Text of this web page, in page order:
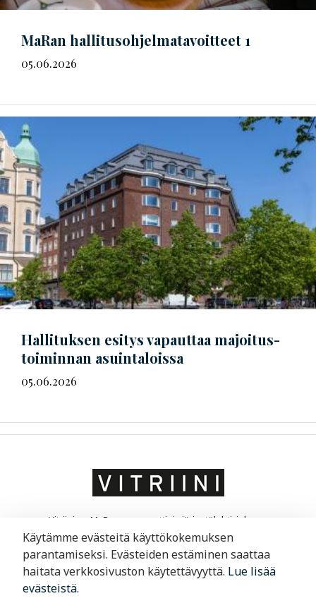
MaRan hal­li­tus­oh­jel­ma­ta­voit­teet 1
05.06.2026
Hallituksen esitys vapauttaa ma­joi­tus­
toi­min­nan asuintaloissa
05.06.2026
Vitriini on MaRa ry:n ammatti- ja järjestölehti, joka on
suunnattu matkailu- ja ravintola-alan yrittäjille ja
liikkeenjohdolle. Vitriini kertoo yrityksistä ja niiden
toimintaympäristöstä.
Käytämme evästeitä käyttökokemuksen
parantamiseksi. Evästeiden estäminen saattaa
haitata verkkosivuston käytettävyyttä. Lue lisää
evästeistä.